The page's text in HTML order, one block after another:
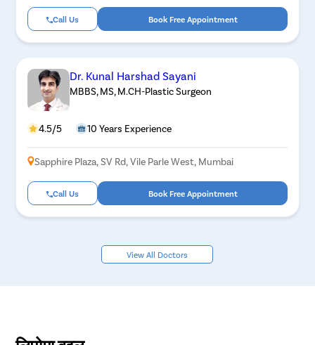
Call Us Book Free Appointment
Dr. Kunal Harshad Sayani
MBBS, MS, M.CH-Plastic Surgeon
4.5/5 10 Years Experience
Sapphire Plaza, SV Rd, Vile Parle West, Mumbai
Call Us Book Free Appointment
View All Doctors